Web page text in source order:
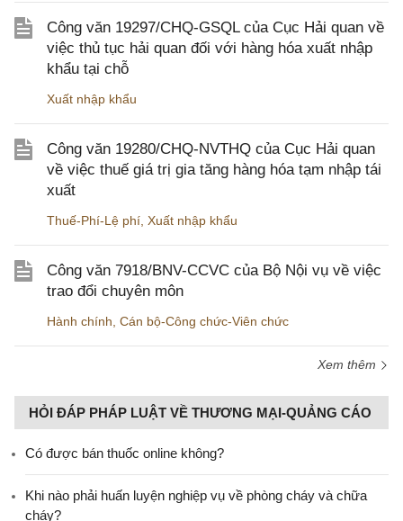
Công văn 19297/CHQ-GSQL của Cục Hải quan về
việc thủ tục hải quan đối với hàng hóa xuất nhập
khẩu tại chỗ
Xuất nhập khẩu
Công văn 19280/CHQ-NVTHQ của Cục Hải quan
về việc thuế giá trị gia tăng hàng hóa tạm nhập tái
xuất
Thuế-Phí-Lệ phí Xuất nhập khẩu
Công văn 7918/BNV-CCVC của Bộ Nội vụ về việc
trao đổi chuyên môn
Hành chính Cán bộ-Công chức-Viên chức
Xem thêm
HỎI ĐÁP PHÁP LUẬT VỀ THƯƠNG MẠI-QUẢNG CÁO
Có được bán thuốc online không?
Khi nào phải huấn luyện nghiệp vụ về phòng cháy và chữa
cháy?